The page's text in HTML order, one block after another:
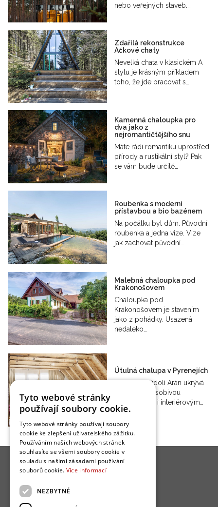
nebo veřejných staveb.…
Zdařilá rekonstrukce
Ačkové chaty
Nevelká chata v klasickém A
stylu je krásným příkladem
toho, že jde pracovat s…
Kamenná chaloupka pro
dva jako z
nejromantičtějšího snu
Máte rádi romantiku uprostřed
přírody a rustikální styl? Pak
se vám bude určitě…
Roubenka s moderní
přístavbou a bio bazénem
Na počátku byl dům. Původní
roubenka a jedna vize. Vize
jak zachovat původní…
Malebná chaloupka pod
Krakonošovem
Chaloupka pod
Krakonošovem je stavením
jako z pohádky. Usazená
nedaleko…
Útulná chalupa v Pyrenejích
Katalánské údolí Arán ukrývá
chalupu s působivou
architekturou i interiérovým…
Tyto webové stránky
používají soubory cookie.
Tyto webové stránky používají soubory
cookie ke zlepšení uživatelského zážitku.
Používáním našich webových stránek
souhlasíte se všemi soubory cookie v
souladu s našimi zásadami používání
souborů cookie. Více informací
NEZBYTNÉ